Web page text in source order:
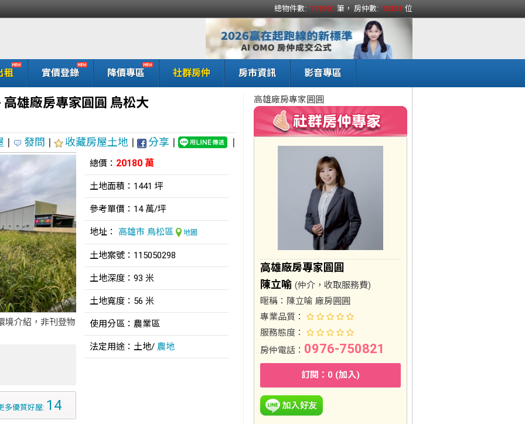
總物件數: 111590 筆， 房仲數: 15331 位
租 實價登錄 降價專區 社群房仲 房市資訊 影音專區
高雄廠房專家圓圓 鳥松大
| 發問 | 收藏房屋土地 | 分享 | |
境介紹，非刊登物
多優質好屋: 14
總價： 20180 萬
土地面積：1441 坪
參考單價：14 萬/坪
地址： 高雄市 鳥松區 地圖
土地案號：115050298
土地深度：93 米
土地寬度：56 米
使用分區：農業區
法定用途：土地/ 農地
高雄廠房專家圓圓
高雄廠房專家圓圓
陳立喻 (仲介，收取服務費)
暱稱： 陳立喻 廠房圓圓
專業品質：
服務態度：
房仲電話： 0976-750821
訂閱：0 (加入)